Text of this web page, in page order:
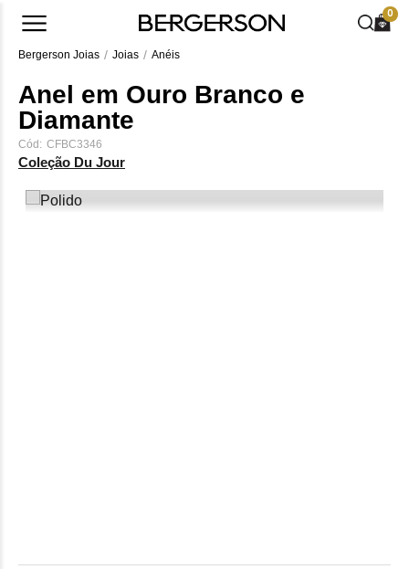
0
Bergerson Joias Joias Anéis
Anel em Ouro Branco e
Diamante
Cód: CFBC3346
Coleção Du Jour